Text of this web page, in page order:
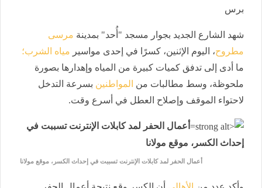
برس
شهد الشارع الجديد بجوار مسجد "أُحد" بمدينة مرسى
مطروح، اليوم الإثنين، كسرًا في إحدى مواسير مياه الشرب؛
ما أدى إلى تدفق كميات كبيرة من المياه وإهدارها بصورة
ملحوظة، وسط مطالبات من المواطنين بسرعة التدخل
لاحتواء الموقف وإصلاح العطل في أسرع وقت.
أعمال الحفر لمد كابلات الإنترنت تسببت في
إحداث الكسر، موقع مولانا
أعمال الحفر لمد كابلات الإنترنت تسببت في إحداث الكسر، موقع مولانا